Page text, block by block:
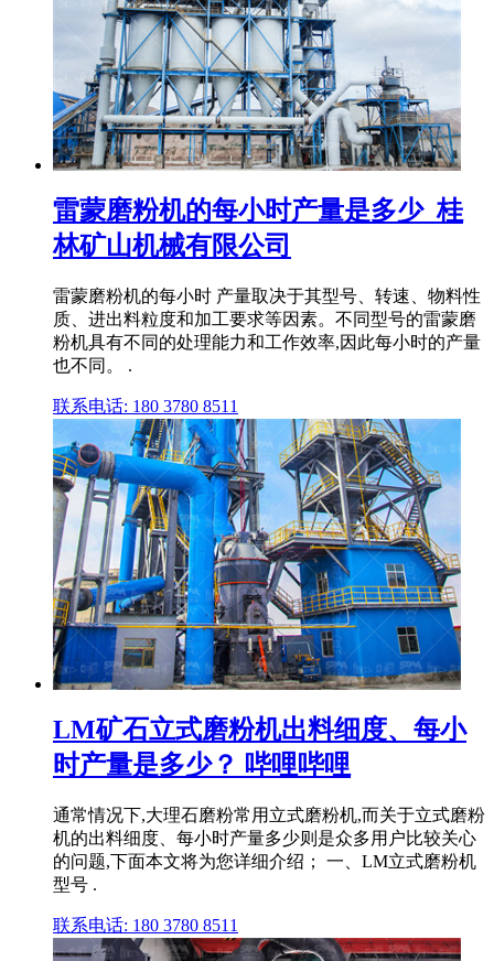
雷蒙磨粉机的每小时产量是多少_桂
林矿山机械有限公司
雷蒙磨粉机的每小时 产量取决于其型号、转速、物料性
质、进出料粒度和加工要求等因素。不同型号的雷蒙磨
粉机具有不同的处理能力和工作效率,因此每小时的产量
也不同。 .
联系电话: 180 3780 8511
LM矿石立式磨粉机出料细度、每小
时产量是多少？ 哔哩哔哩
通常情况下,大理石磨粉常用立式磨粉机,而关于立式磨粉
机的出料细度、每小时产量多少则是众多用户比较关心
的问题,下面本文将为您详细介绍； 一、LM立式磨粉机
型号 .
联系电话: 180 3780 8511